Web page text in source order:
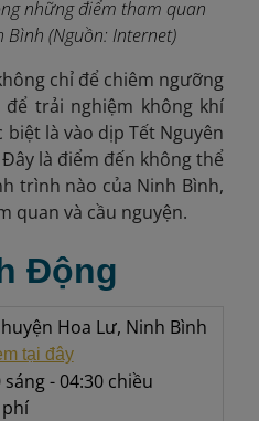
những điểm tham quan
(Nguồn: Internet)
chỉ để chiêm ngưỡng
trải nghiệm không khí
là vào dịp Tết Nguyên
là điểm đến không thể
trình nào của Ninh Bình,
quan và cầu nguyện.
Động
Hoa Lư, Ninh Bình
tại đây
sáng - 04:30 chiều